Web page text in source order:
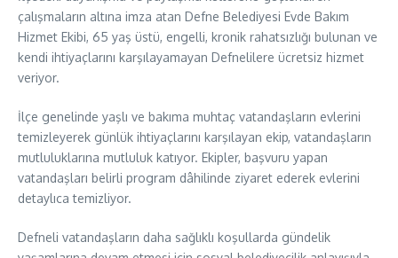
çalışmaların altına imza atan Defne Belediyesi Evde Bakım
Hizmet Ekibi, 65 yaş üstü, engelli, kronik rahatsızlığı bulunan ve
kendi ihtiyaçlarını karşılayamayan Defnelilere ücretsiz hizmet
veriyor.
İlçe genelinde yaşlı ve bakıma muhtaç vatandaşların evlerini
temizleyerek günlük ihtiyaçlarını karşılayan ekip, vatandaşların
mutluluklarına mutluluk katıyor. Ekipler, başvuru yapan
vatandaşları belirli program dâhilinde ziyaret ederek evlerini
detaylıca temizliyor.
Defneli vatandaşların daha sağlıklı koşullarda gündelik